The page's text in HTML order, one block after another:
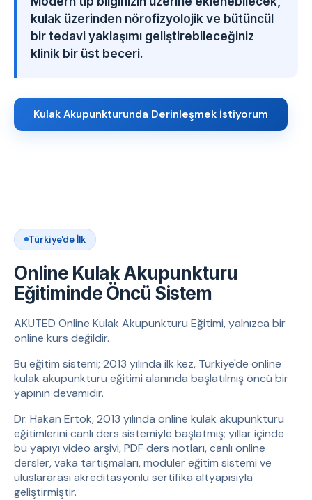
kulak üzerinden nörofizyolojik ve bütüncül
bir tedavi yaklaşımı geliştirebileceğiniz
klinik bir üst beceri.
Kulak Akupunkturunda Derinleşmek İstiyorum
Türkiye'de İlk
Online Kulak Akupunkturu
Eğitiminde Öncü Sistem
AKUTED Online Kulak Akupunkturu Eğitimi, yalnızca bir
online kurs değildir.
Bu eğitim sistemi; 2013 yılında ilk kez, Türkiye'de online
kulak akupunkturu eğitimi alanında başlatılmış öncü bir
yapının devamıdır.
Dr. Hakan Ertok, 2013 yılında online kulak akupunkturu
eğitimlerini canlı ders sistemiyle başlatmış; yıllar içinde
bu yapıyı video arşivi, PDF ders notları, canlı online
dersler, vaka tartışmaları, modüler eğitim sistemi ve
uluslararası akreditasyonlu sertifika altyapısıyla
geliştirmiştir.